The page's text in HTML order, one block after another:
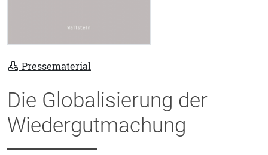
Pressematerial
Die Globalisierung der
Wiedergutmachung